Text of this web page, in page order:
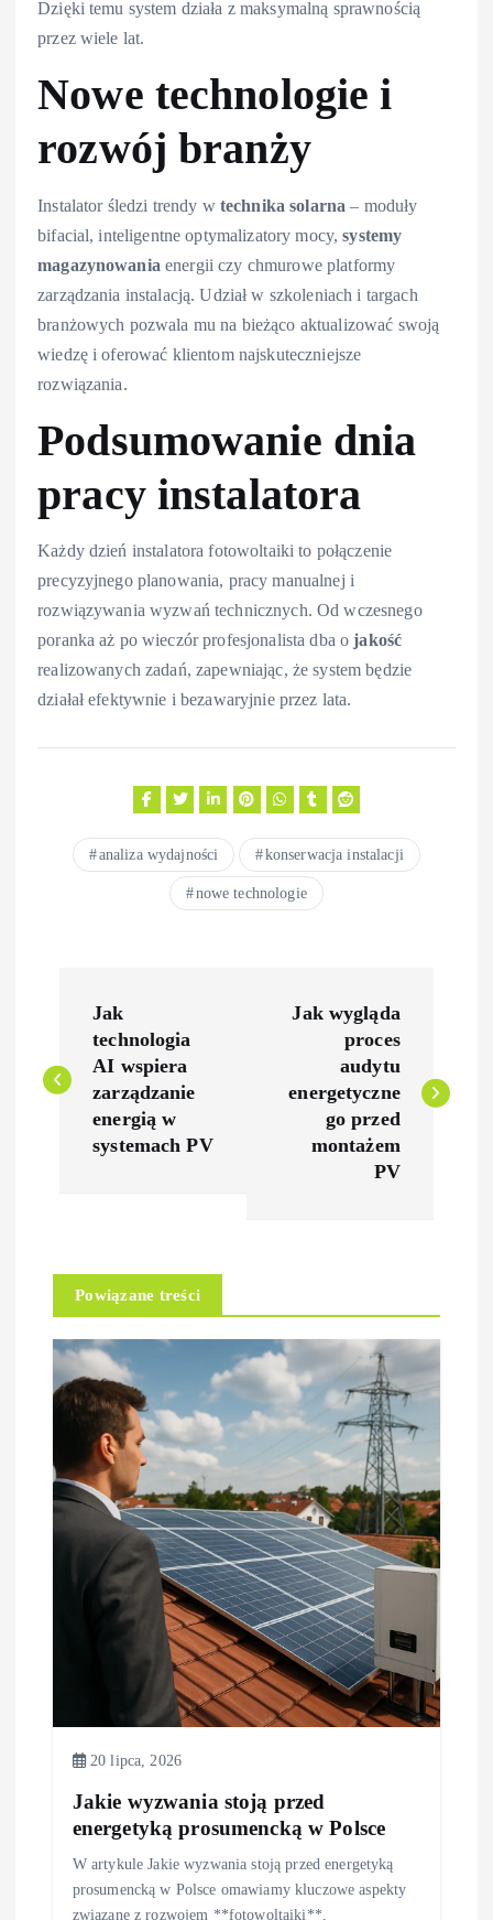
Dzięki temu system działa z maksymalną sprawnością
przez wiele lat.
Nowe technologie i
rozwój branży
Instalator śledzi trendy w technika solarna – moduły
bifacial, inteligentne optymalizatory mocy,systemy
magazynowania energii czy chmurowe platformy
zarządzania instalacją. Udział w szkoleniach i targach
branżowych pozwala mu na bieżąco aktualizować swoją
wiedzę i oferować klientom najskuteczniejsze
rozwiązania.
Podsumowanie dnia
pracy instalatora
Każdy dzień instalatora fotowoltaiki to połączenie
precyzyjnego planowania, pracy manualnej i
rozwiązywania wyzwań technicznych. Od wczesnego
poranka aż po wieczór profesjonalista dba ojakość
realizowanych zadań, zapewniając, że system będzie
działał efektywnie i bezawaryjnie przez lata.
analiza wydajności konserwacja instalacji
nowe technologie
w
a
c
w
p
Jak
technologia
AI wspiera
zarządzanie
energią w
systemach PV
Jak wygląda
proces
audytu
energetyczne
go przed
montażem
PV
Powiązane treści
20 lipca, 2026
Jakie wyzwania stoją przed
energetyką prosumencką w Polsce
W artykule Jakie wyzwania stoją przed energetyką
prosumencką w Polsce omawiamy kluczowe aspekty
związane z rozwojem **fotowoltaiki**,